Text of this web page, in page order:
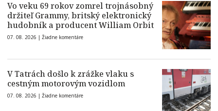
Vo veku 69 rokov zomrel trojnásobný
držiteľ Grammy, britský elektronický
hudobník a producent William Orbit
07. 08. 2026 | Žiadne komentáre
V Tatrách došlo k zrážke vlaku s
cestným motorovým vozidlom
07. 08. 2026 | Žiadne komentáre